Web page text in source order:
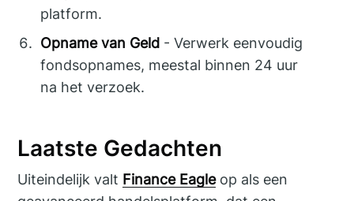
platform.
Opname van Geld - Verwerk eenvoudig
fondsopnames, meestal binnen 24 uur
na het verzoek.
Laatste Gedachten
Uiteindelijk valt Finance Eagleop als een